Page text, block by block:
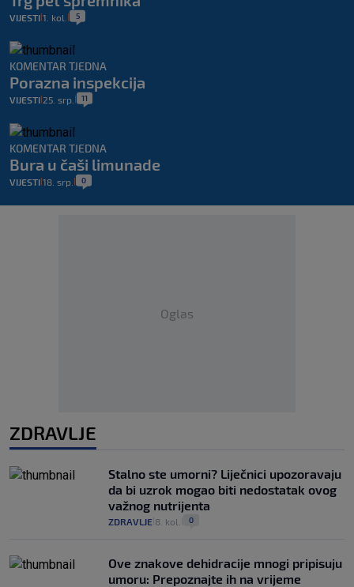
VIJESTI 1. kol. 5
KOMENTAR TJEDNA
Porazna inspekcija
VIJESTI 25. srp. 11
KOMENTAR TJEDNA
Bura u čaši limunade
VIJESTI 18. srp. 0
Oglas
ZDRAVLJE
Stalno ste umorni? Liječnici upozoravaju
da bi uzrok mogao biti nedostatak ovog
važnog nutrijenta
ZDRAVLJE 8. kol. 0
Ove znakove dehidracije mnogi pripisuju
umoru: Prepoznajte ih na vrijeme